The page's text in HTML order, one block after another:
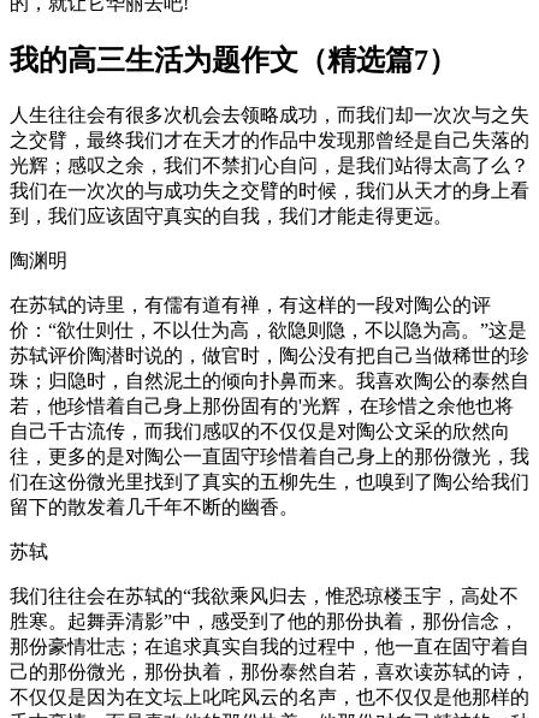
我的高三生活为题作文（精选篇7）
人生往往会有很多次机会去领略成功，而我们却一次次与之失
之交臂，最终我们才在天才的作品中发现那曾经是自己失落的
光辉；感叹之余，我们不禁扪心自问，是我们站得太高了么？
我们在一次次的与成功失之交臂的时候，我们从天才的身上看
到，我们应该固守真实的自我，我们才能走得更远。
陶渊明
在苏轼的诗里，有儒有道有禅，有这样的一段对陶公的评
价：“欲仕则仕，不以仕为高，欲隐则隐，不以隐为高。”这是
苏轼评价陶潜时说的，做官时，陶公没有把自己当做稀世的珍
珠；归隐时，自然泥土的倾向扑鼻而来。我喜欢陶公的泰然自
若，他珍惜着自己身上那份固有的'光辉，在珍惜之余他也将
自己千古流传，而我们感叹的不仅仅是对陶公文采的欣然向
往，更多的是对陶公一直固守珍惜着自己身上的那份微光，我
们在这份微光里找到了真实的五柳先生，也嗅到了陶公给我们
留下的散发着几千年不断的幽香。
苏轼
我们往往会在苏轼的“我欲乘风归去，惟恐琼楼玉宇，高处不
胜寒。起舞弄清影”中，感受到了他的那份执着，那份信念，
那份豪情壮志；在追求真实自我的过程中，他一直在固守着自
己的那份微光，那份执着，那份泰然自若，喜欢读苏轼的诗，
不仅仅是因为在文坛上叱咤风云的名声，也不仅仅是他那样的